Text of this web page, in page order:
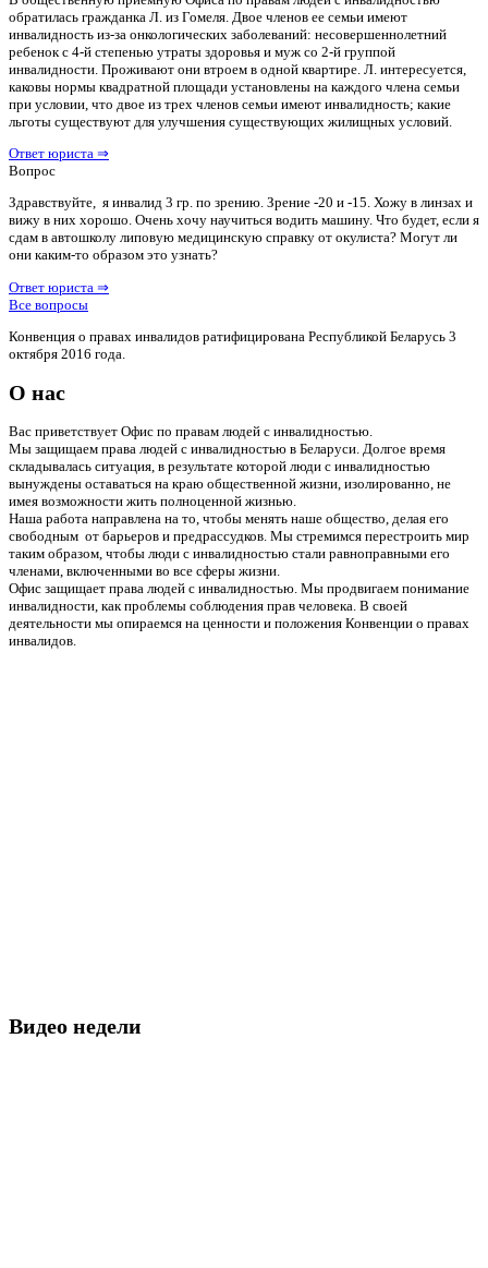
обратилась гражданка Л. из Гомеля. Двое членов ее семьи имеют
инвалидность из-за онкологических заболеваний: несовершеннолетний
ребенок с 4-й степенью утраты здоровья и муж со 2-й группой
инвалидности. Проживают они втроем в одной квартире. Л. интересуется,
каковы нормы квадратной площади установлены на каждого члена семьи
при условии, что двое из трех членов семьи имеют инвалидность; какие
льготы существуют для улучшения существующих жилищных условий.
Ответ юриста ⇒
Вопрос
Здравствуйте, я инвалид 3 гр. по зрению. Зрение -20 и -15. Хожу в линзах и
вижу в них хорошо. Очень хочу научиться водить машину. Что будет, если я
сдам в автошколу липовую медицинскую справку от окулиста? Могут ли
они каким-то образом это узнать?
Ответ юриста ⇒
Все вопросы
Конвенция о правах инвалидов ратифицирована Республикой Беларусь 3
октября 2016 года.
О нас
Вас приветствует Офис по правам людей с инвалидностью.
Мы защищаем права людей с инвалидностью в Беларуси. Долгое время
складывалась ситуация, в результате которой люди с инвалидностью
вынуждены оставаться на краю общественной жизни, изолированно, не
имея возможности жить полноценной жизнью.
Наша работа направлена на то, чтобы менять наше общество, делая его
свободным от барьеров и предрассудков. Мы стремимся перестроить мир
таким образом, чтобы люди с инвалидностью стали равноправными его
членами, включенными во все сферы жизни.
Офис защищает права людей с инвалидностью. Мы продвигаем понимание
инвалидности, как проблемы соблюдения прав человека. В своей
деятельности мы опираемся на ценности и положения Конвенции о правах
инвалидов.
Видео недели